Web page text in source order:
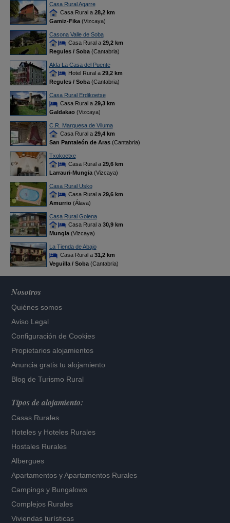
Casa Rural Agarre
Casa Rural a 28,2 km
Gamiz-Fika(Vizcaya)
Casona Valle de Soba
Casa Rural a 29,2 km
Regules / Soba(Cantabria)
Akla La Casa del Puente
Hotel Rural a 29,2 km
Regules / Soba(Cantabria)
Casa Rural Erdikoetxe
Casa Rural a 29,3 km
Galdakao(Vizcaya)
C.R. Marquesa de Viluma
Casa Rural a 29,4 km
San Pantaleón de Aras(Cantabria)
Txokoetxe
Casa Rural a 29,6 km
Larrauri-Mungia(Vizcaya)
Casa Rural Usko
Casa Rural a 29,6 km
Amurrio(Álava)
Casa Rural Goiena
Casa Rural a 30,9 km
Mungia(Vizcaya)
La Tienda de Abajo
Casa Rural a 31,2 km
Veguilla / Soba(Cantabria)
Nosotros
Quiénes somos
Aviso Legal
Configuración de Cookies
Propietarios alojamientos
Anuncia gratis tu alojamiento
Blog de Turismo Rural
Tipos de alojamiento:
Casas Rurales
Hoteles y Hoteles Rurales
Hostales Rurales
Albergues
Apartamentos yApartamentos Rurales
Campings y Bungalows
Complejos Rurales
Viviendas turísticas